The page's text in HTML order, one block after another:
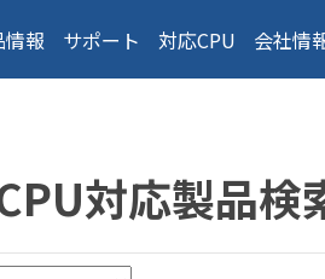
情報 サポート 対応CPU 会社情
対応製品検